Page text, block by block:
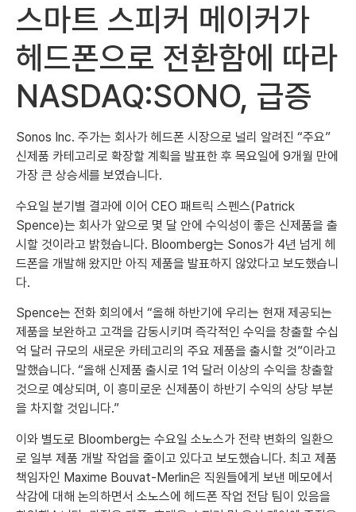
스마트 스피커 메이커가
헤드폰으로 전환함에 따라
NASDAQ:SONO, 급증
Sonos Inc. 주가는 회사가 헤드폰 시장으로 널리 알려진 “주요”
신제품 카테고리로 확장할 계획을 발표한 후 목요일에 9개월 만에
가장 큰 상승세를 보였습니다.
수요일 분기별 결과에 이어 CEO 패트릭 스펜스(Patrick
Spence)는 회사가 앞으로 몇 달 안에 수익성이 좋은 신제품을 출
시할 것이라고 밝혔습니다. Bloomberg는 Sonos가 4년 넘게 헤
드폰을 개발해 왔지만 아직 제품을 발표하지 않았다고 보도했습니
다.
Spence는 전화 회의에서 “올해 하반기에 우리는 현재 제공되는
제품을 보완하고 고객을 감동시키며 즉각적인 수익을 창출할 수십
억 달러 규모의 새로운 카테고리의 주요 제품을 출시할 것”이라고
말했습니다. “올해 신제품 출시로 1억 달러 이상의 수익을 창출할
것으로 예상되며, 이 흥미로운 신제품이 하반기 수익의 상당 부분
을 차지할 것입니다.”
이와 별도로 Bloomberg는 수요일 소노스가 전략 변화의 일환으
로 일부 제품 개발 작업을 줄이고 있다고 보도했습니다. 최고 제품
책임자인 Maxime Bouvat-Merlin은 직원들에게 보낸 메모에서
삭감에 대해 논의하면서 소노스에 헤드폰 작업 전담 팀이 있음을